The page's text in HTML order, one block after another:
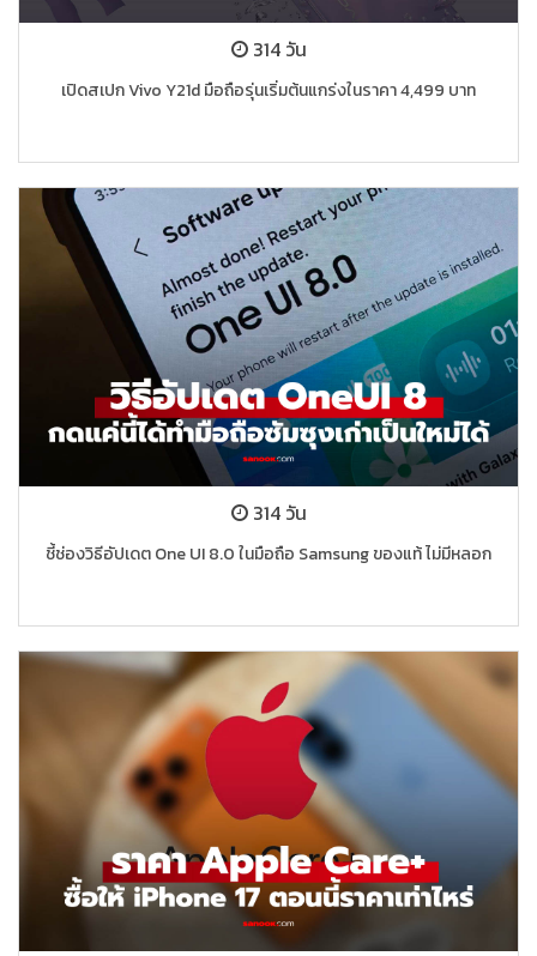
314 วัน
เปิดสเปก Vivo Y21d มือถือรุ่นเริ่มต้นแกร่งในราคา 4,499 บาท
314 วัน
ชี้ช่องวิธีอัปเดต One UI 8.0 ในมือถือ Samsung ของแท้ ไม่มีหลอก